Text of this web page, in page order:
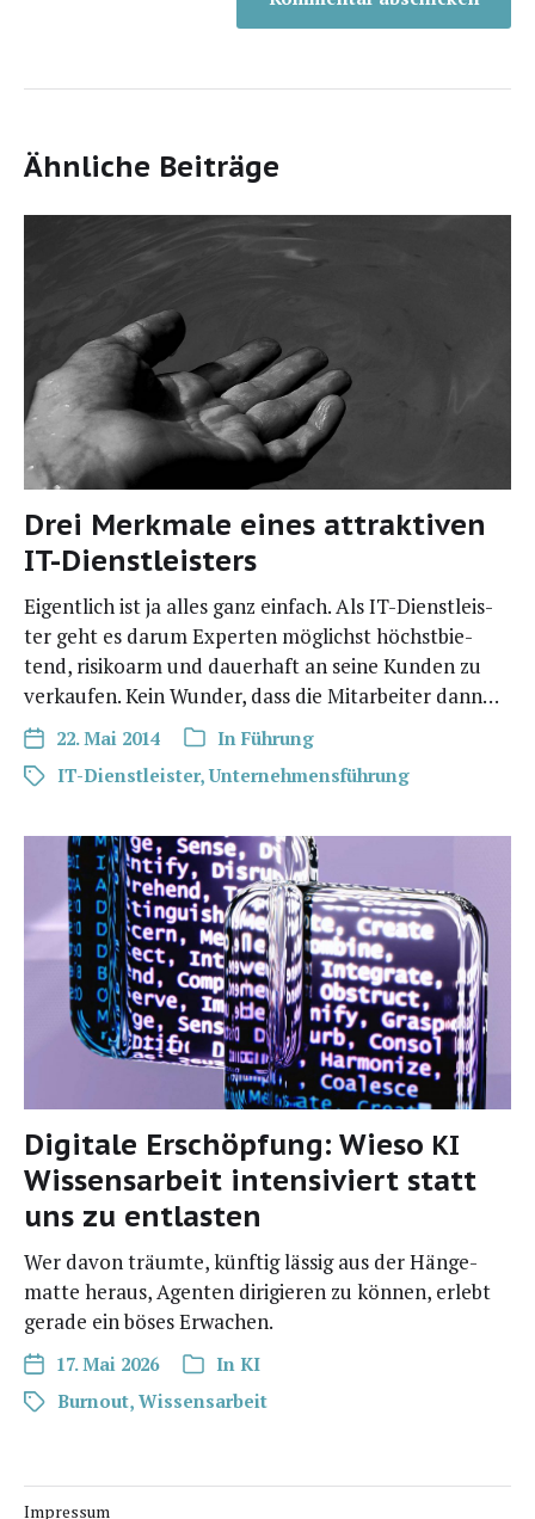
Ähnliche Beiträge
Drei Merkmale eines attraktiven
IT-Dienstleisters
Eigent­lich ist ja alles ganz ein­fach. Als IT-Diens­t­­leis­­
ter geht es dar­um Exper­ten mög­lichst höchst­bie­
tend, risi­ko­arm und dau­er­haft an sei­ne Kun­den zu
ver­kau­fen. Kein Wun­der, dass die Mit­ar­bei­ter dann…
22. Mai 2014 In Führung
IT-Dienstleister,Unternehmensführung
Digitale Erschöpfung: Wieso KI
Wissensarbeit intensiviert statt
uns zu entlasten
Wer davon träum­te, künf­tig läs­sig aus der Hän­ge­
mat­te her­aus, Agen­ten diri­gie­ren zu kön­nen, erlebt
gera­de ein böses Erwachen.
17. Mai 2026 In KI
Burnout, Wissensarbeit
Impressum